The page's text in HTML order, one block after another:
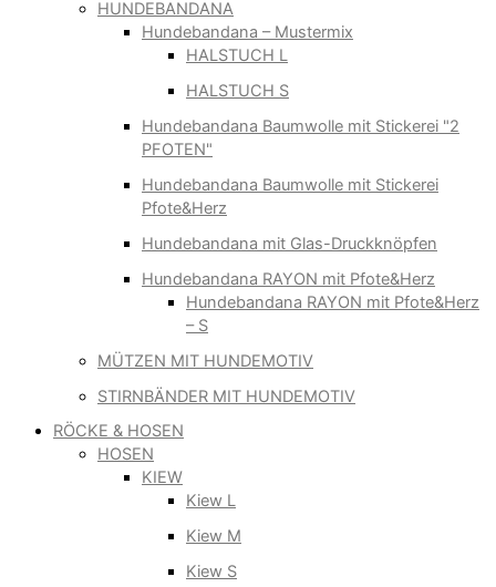
HUNDEBANDANA
Hundebandana – Mustermix
HALSTUCH L
HALSTUCH S
Hundebandana Baumwolle mit Stickerei "2
PFOTEN"
Hundebandana Baumwolle mit Stickerei
Pfote&Herz
Hundebandana mit Glas-Druckknöpfen
Hundebandana RAYON mit Pfote&Herz
Hundebandana RAYON mit Pfote&Herz
– S
MÜTZEN MIT HUNDEMOTIV
STIRNBÄNDER MIT HUNDEMOTIV
RÖCKE & HOSEN
HOSEN
KIEW
Kiew L
Kiew M
Kiew S